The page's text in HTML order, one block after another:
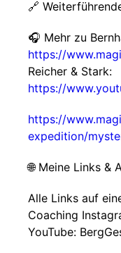
🔗
🎧 Mehr zu
https://
Reicher & Stark:
https://
https://
expedition/
🌐 Meine Links &
Alle Links auf
Coaching
YouTube: